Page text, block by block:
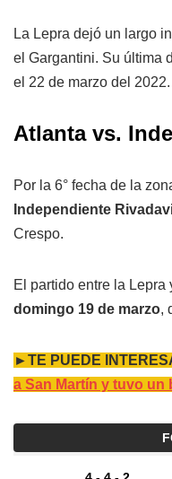
La Lepra dejó un largo
el Gargantini. Su última
el 22 de marzo del 2022.
Atlanta vs.
Por la 6° fecha de la
Independiente
Crespo.
El partido entre la Lepra
domingo 19 de marzo,
►TE PUEDE
a San Martín y tuvo un